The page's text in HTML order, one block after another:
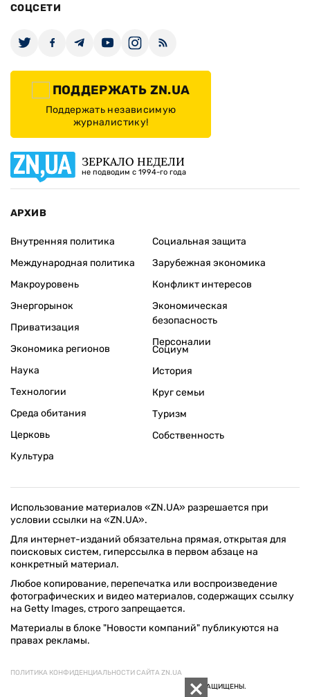
СОЦСЕТИ
ПОДДЕРЖАТЬ ZN.UA
Поддержать независимую
журналистику!
ЗЕРКАЛО НЕДЕЛИ
не подводим с 1994-го года
АРХИВ
Внутренняя политика
Международная политика
Макроуровень
Энергорынок
Приватизация
Экономика регионов
Социальная защита
Зарубежная экономика
Конфликт интересов
Экономическая
безопасность
Персоналии
Наука
Технологии
Среда обитания
Церковь
Культура
Социум
История
Круг семьи
Туризм
Собственность
Использование материалов «ZN.UA» разрешается при
условии ссылки на «ZN.UA».
Для интернет-изданий обязательна прямая, открытая для
поисковых систем, гиперссылка в первом абзаце на
конкретный материал.
Любое копирование, перепечатка или воспроизведение
фотографических и видео материалов, содержащих ссылку
на Getty Images, строго запрещается.
Материалы в блоке "Новости компаний" публикуются на
правах рекламы.
ПОЛИТИКА КОНФИДЕНЦИАЛЬНОСТИ САЙТА ZN.UA
© 1994–2026 «ЗЕРКАЛО НЕДЕЛИ. УКРАИНА». ВСЕ ПРАВА ЗАЩИЩЕНЫ.